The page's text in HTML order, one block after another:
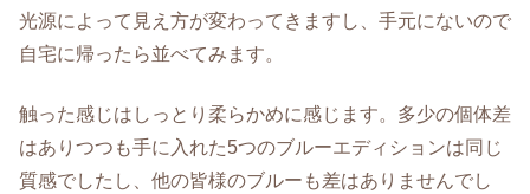
光源によって見え方が変わってきますし、手元にないので
自宅に帰ったら並べてみます。
触った感じはしっとり柔らかめに感じます。多少の個体差
はありつつも手に入れた5つのブルーエディションは同じ
質感でしたし、他の皆様のブルーも差はありませんでし